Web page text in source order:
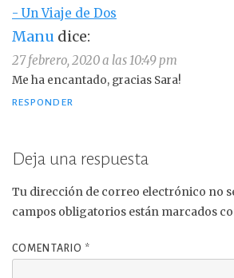
- Un Viaje de Dos
Manu dice:
27 febrero, 2020 a las 10:49 pm
Me ha encantado, gracias Sara!
RESPONDER
Deja una respuesta
Tu dirección de correo electrónico no
campos obligatorios están marcados
COMENTARIO *